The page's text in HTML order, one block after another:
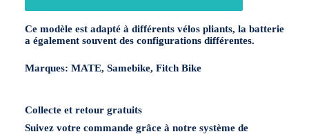
48V
Ce modèle est adapté à différents vélos pliants, la batterie
a également souvent des configurations différentes.
Marques: MATE, Samebike, Fitch Bike
Collecte et retour gratuits
Suivez votre commande grâce à notre système de